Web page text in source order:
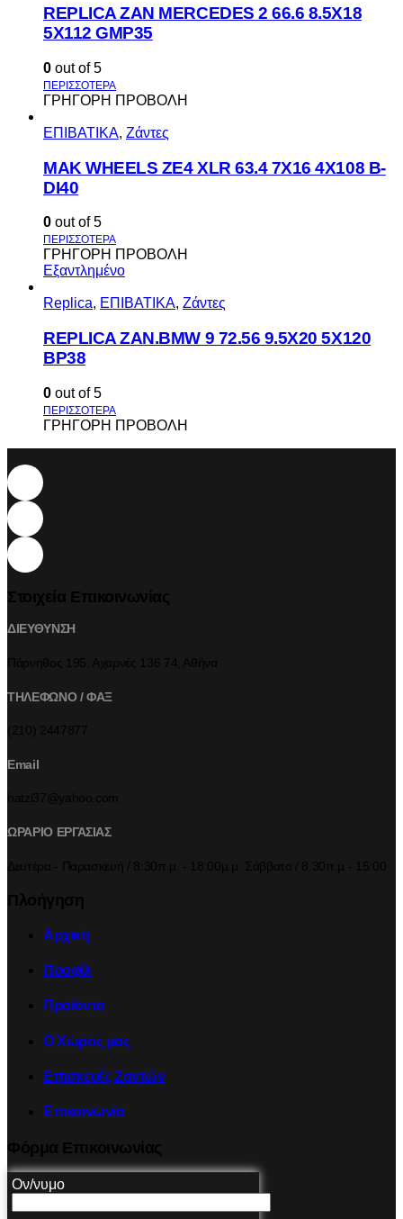
REPLICA ZAN MERCEDES 2 66.6 8.5X18
5X112 GMP35
0 out of 5
ΓΡΗΓΟΡΗ ΠΡΟΒΟΛΗ
ΕΠΙΒΑΤΙΚΑ, Ζάντες
MAK WHEELS ΖΕ4 XLR 63.4 7Χ16 4Χ108 Β-
DI40
0 out of 5
ΓΡΗΓΟΡΗ ΠΡΟΒΟΛΗ
Εξαντλημένο
Replica, ΕΠΙΒΑΤΙΚΑ, Ζάντες
REPLICA ZAN.BMW 9 72.56 9.5X20 5X120
BP38
0 out of 5
ΓΡΗΓΟΡΗ ΠΡΟΒΟΛΗ
ΔΙΕΥΘΥΝΣΗ
ΤΗΛΕΦΩΝΟ / ΦΑΞ
Email
ΩΡΑΡΙΟ ΕΡΓΑΣΙΑΣ
Αρχική
Προφίλ
Προϊόντα
Ο Χώρος μας
Επισκευές Ζαντών
Επικοινωνία
Ον/νυμο